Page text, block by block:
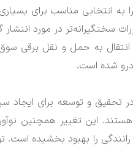
را به انتخابی مناسب برای
سختگیرانه‌تر در مورد انتشار
انتقال به حمل و نقل برقی
شده است.
تحقیق و توسعه برای ایجاد
این تغییر همچنین
را بهبود بخشیده است.